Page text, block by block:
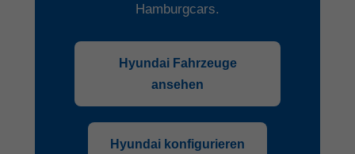
Hamburgcars.
Hyundai Fahrzeuge
ansehen
Hyundai konfigurieren